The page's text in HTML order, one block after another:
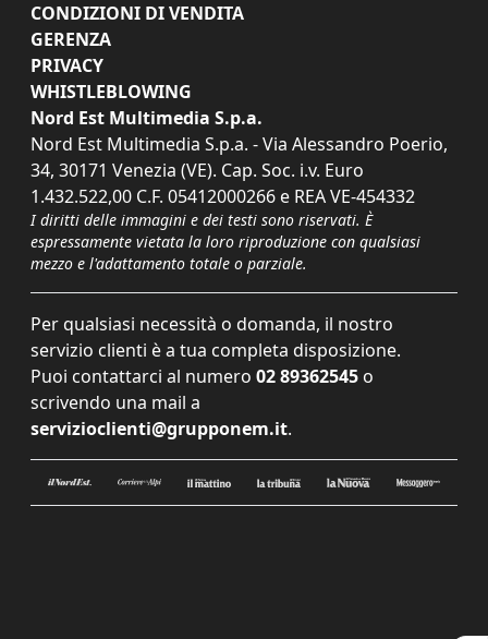
CONDIZIONI DI VENDITA
GERENZA
PRIVACY
WHISTLEBLOWING
Nord Est Multimedia S.p.a.
Nord Est Multimedia S.p.a. - Via Alessandro Poerio,
34, 30171 Venezia (VE). Cap. Soc. i.v. Euro
1.432.522,00 C.F. 05412000266 e REA VE-454332
I diritti delle immagini e dei testi sono riservati. È
espressamente vietata la loro riproduzione con qualsiasi
mezzo e l'adattamento totale o parziale.
Per qualsiasi necessità o domanda, il nostro
servizio clienti è a tua completa disposizione.
Puoi contattarci al numero 02 89362545 o
scrivendo una mail a
servizioclienti@grupponem.it.